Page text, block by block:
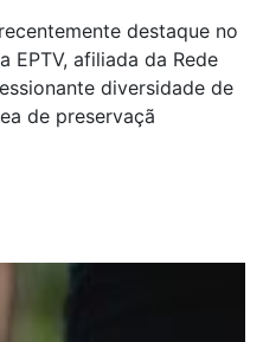
destaque no
EPTV, afiliada da Rede
diversidade de
de preservaçã